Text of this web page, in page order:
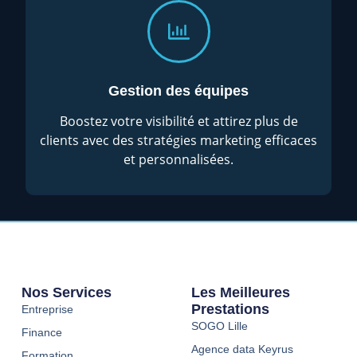
Gestion des équipes
Boostez votre visibilité et attirez plus de
clients avec des stratégies marketing efficaces
et personnalisées.
Nos Services
Entreprise
Finance
Les Meilleures
Prestations
SOGO Lille
Agence data Keyrus